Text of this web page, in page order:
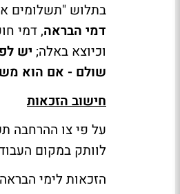
בתלוש "תשלומים
דמי הבראה, דמי
וכיוצא באלה; יש
שולם - אם הוא
חישוב הזכאות
על פי צו ההרחבה
לוותק במקום
הזכאות לימי